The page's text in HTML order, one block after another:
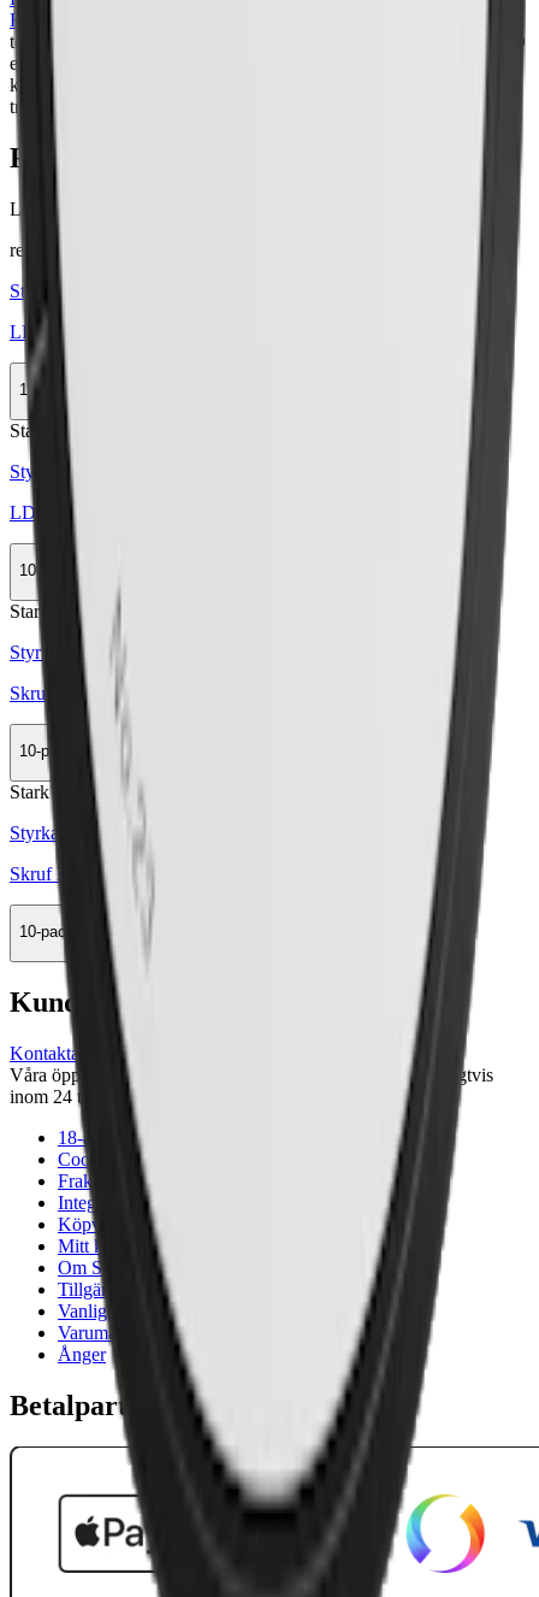
Kvarn av Nordic Snus
tobaksfria snuset
. Ägt av JTI sedan 2007, erbjuder LD
en rad olika typer av snus med traditionell tobakssmak och hög
kvalitet. Från LD kan du välja både normalstarkt och
traditionella eller lite torrare prillor (white portion).
Färskt snus
Läs mer om hur du förvarar LD Signum Ume White Portion
här
relaterade produkter
Styrka Normal · Large
LD Signum Bergamott Vit Portion
10-pack
Stark
Styrka Stark · Large
LD Signum Bergamott Vit Portion Stark
10-pack
Stark
Styrka Stark · Large
Skruf No. 22 Original White Portion
10-pack
499,50 kr
Köp
Stark
Styrka Stark · Large
Skruf No. 23 Stark White Portion
10-pack
409,90 kr
Köp
Kundservice
Kontakta oss
Våra öppettider är: Alla dagar 08:00 - 18:00 Vi svarar vanligtvis
inom 24 timmar på vardagar.
18-årsgräns
Cookiepolicy
Frakt- och leveransvillkor
Integritetspolicy
Köpvillkor
Mitt konto
Om Snuset.se
Tillgänglighetsredogörelse
Vanliga frågor
Varumärken
Ånger
Betalpartner